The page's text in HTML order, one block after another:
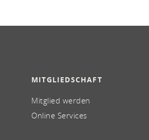
MITGLIEDSCHAFT
Mitglied werden
Online Services